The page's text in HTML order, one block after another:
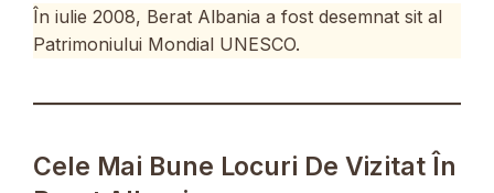
În iulie 2008, Berat Albania a fost desemnat sit al
Patrimoniului Mondial UNESCO.
Cele Mai Bune Locuri De Vizitat În